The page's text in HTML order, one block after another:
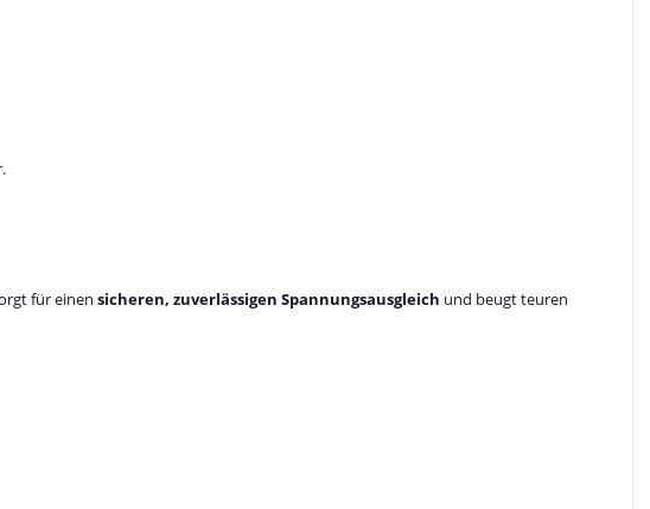
für einen sicheren, zuverlässigen Spannungsausgleich und beugt teuren